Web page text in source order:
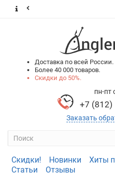
Доставка по всей России.
Более 40 000 товаров.
Скидки до 50%.
пн-пт
+7 (812)
Заказать
Скидки! Новинки Хиты
Статьи
Отзывы